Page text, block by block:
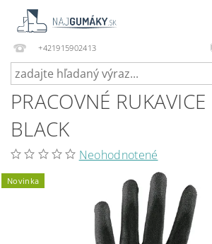
+421915902413
PRACOVNÉ
BLACK
Neohodnotené
Novinka